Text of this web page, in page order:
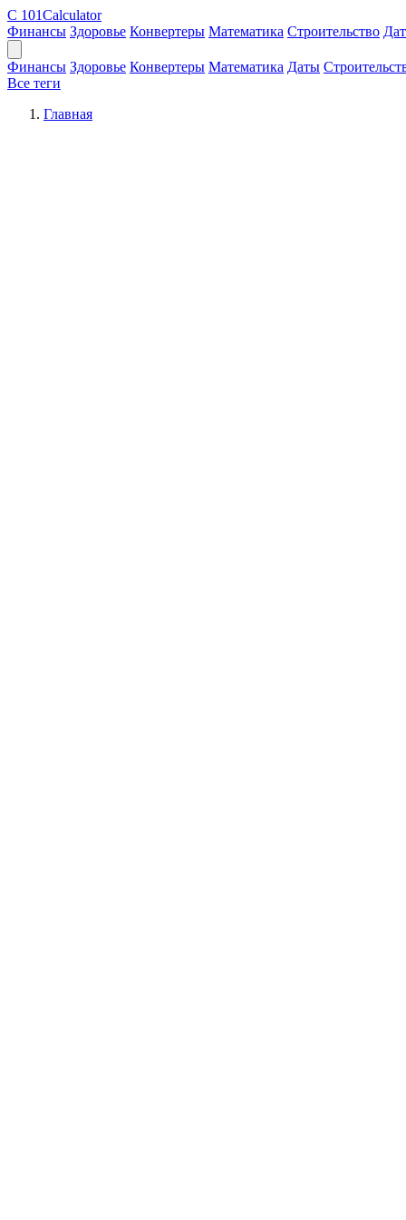
C 101Calculator
Финансы Здоровье Конвертеры Математика Строительство
Финансы Здоровье Конвертеры Математика Даты
Все теги
Главная